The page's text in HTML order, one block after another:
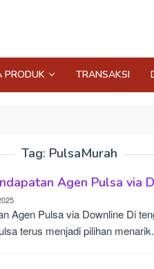
PRODUK TRANSAKSI
Tag: PulsaMurah
Agen Pulsa via
Agen Pulsa via Downline Di
terus menjadi pilihan